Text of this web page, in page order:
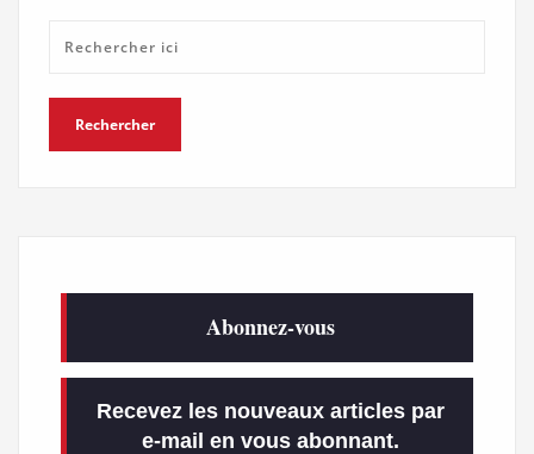
Abonnez-vous
Recevez les nouveaux articles par
e-mail en vous abonnant.